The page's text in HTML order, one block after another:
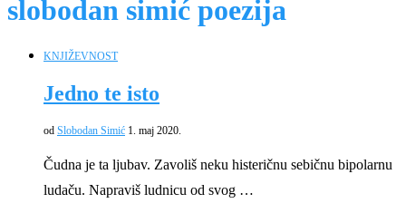
slobodan simić poezija
KNJIŽEVNOST
Jedno te isto
od Slobodan Simić 1. maj 2020.
Čudna je ta ljubav. Zavoliš neku histeričnu sebičnu bipolarnu
ludaču. Napraviš ludnicu od svog …